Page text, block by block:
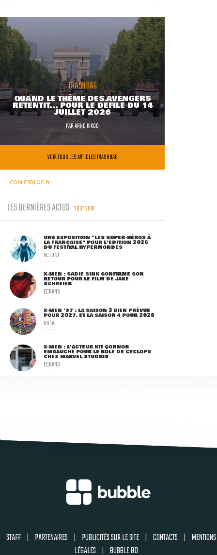
TRASHBAG
QUAND LE THÈME DES AVENGERS
RETENTIT... POUR LE DÉFILÉ DU 14
JUILLET 2026
PARARNO KIKOO
VOIR TOUS LES ARTICLES TRASHBAG
COMICSBLOG.fr
LES DERNIÈRES ACTUS TOUT VOIR
UNE EXPOSITION "LES SUPER-HÉROS À
LA FRANÇAISE" POUR L'ÉDITION 2026
DU FESTIVAL HYPERMONDES
ACTU VF
X-MEN : SADIE SINK CONFIRME SON
RETOUR POUR LE FILM DE JAKE
SCHREIER
ECRANS
X-MEN '97 : LA SAISON 3 BIEN PRÉVUE
POUR 2027, ET LA SAISON 4 POUR 2028
BRÈVE
X-MEN : L'ACTEUR KIT CONNOR
EMBAUCHÉ POUR LE RÔLE DE CYCLOPS
CHEZ MARVEL STUDIOS
ECRANS
STAFF | PARTENAIRES | PUBLICITÉS SUR LE SITE | CONTACTS | MENTIONS
LÉGALES | BUBBLE BD